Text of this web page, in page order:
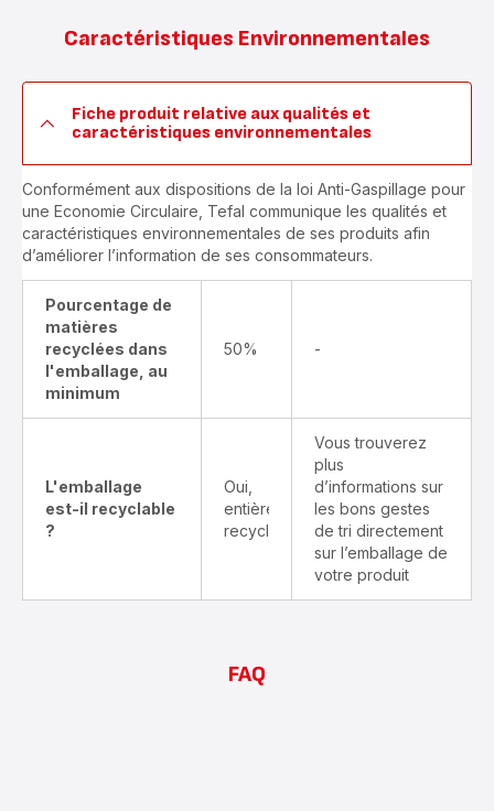
Caractéristiques Environnementales
Fiche produit relative aux qualités et
caractéristiques environnementales
Conformément aux dispositions de la loi Anti-Gaspillage pour
une Economie Circulaire, Tefal communique les qualités et
caractéristiques environnementales de ses produits afin
d’améliorer l’information de ses consommateurs.
Pourcentage de
matières
recyclées dans
l'emballage, au
minimum
50% -
L'emballage
est-il recyclable
?
Oui,
entièrement
recyclable
Vous trouverez
plus
d’informations sur
les bons gestes
de tri directement
sur l’emballage de
votre produit
FAQ